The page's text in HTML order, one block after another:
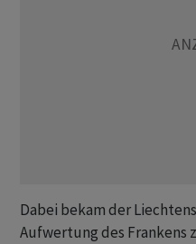
Dabei bekam der
Aufwertung des Frankens